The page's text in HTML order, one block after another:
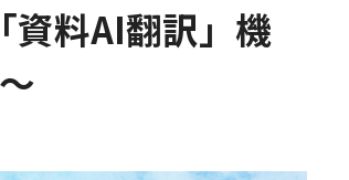
資料AI翻訳」機